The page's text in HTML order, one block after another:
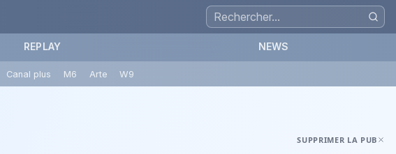
REPLAY NEWS
Canal plus M6 Arte W9
SUPPRIMER LA PUB